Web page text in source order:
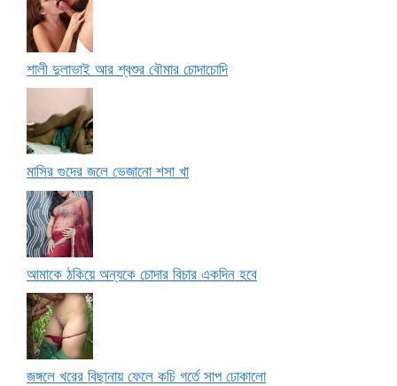
শালী দুলাভাই আর শ্বশুর বৌমার চোদাচোদি
মাসির গুদের জলে ভেজানো শসা খা
আমাকে ঠকিয়ে অন্যকে চোদার বিচার একদিন হবে
জঙ্গলে খরের বিছানায় ফেলে কচি গর্তে সাপ ঢোকালো